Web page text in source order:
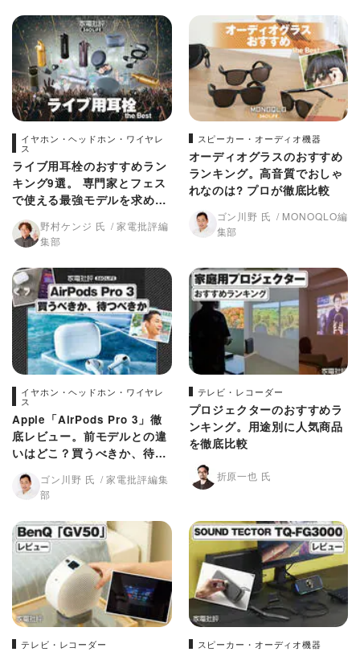
イヤホン・ヘッドホン・ワイヤレ
ス
ライブ用耳栓のおすすめラン
キング9選。 専門家とフェス
で使える最強モデルを求めて
徹底比較
野村ケンジ 氏
家電批評編
集部
スピーカー・オーディオ機器
オーディオグラスのおすすめ
ランキング。高音質でおしゃ
れなのは? プロが徹底比較
ゴン川野 氏
MONOQLO編
集部
イヤホン・ヘッドホン・ワイヤレ
ス
Apple「AirPods Pro 3」徹
底レビュー。前モデルとの違
いはどこ？買うべきか、待つ
べきかをプロとチェック！
ゴン川野 氏
家電批評編集
部
テレビ・レコーダー
プロジェクターのおすすめラ
ンキング。用途別に人気商品
を徹底比較
折原一也 氏
テレビ・レコーダー スピーカー・オーディオ機器